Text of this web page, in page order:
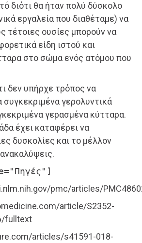
διότι θα ήταν πολύ δύσκολο
εργαλεία που διαθέταμε) να
τέτοιες ουσίες μπορούν να
είδη ιστού και
στο σώμα ενός ατόμου που
δεν υπήρχε τρόπος να
συγκεκριμένα γερολυντικά
γερασμένα κύτταρα.
έχει καταφέρει να
δυσκολίες και το μέλλον
pmc/articles/
article/S2352-
fulltext
articles/s41591-018-